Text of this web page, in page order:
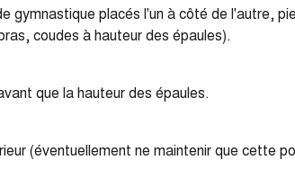
gymnastique placés l'un à côté de l'autre,
coudes à hauteur des épaules).
que la hauteur des épaules.
(éventuellement ne maintenir que cette